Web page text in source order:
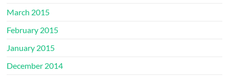
March 2015
February 2015
January 2015
December 2014